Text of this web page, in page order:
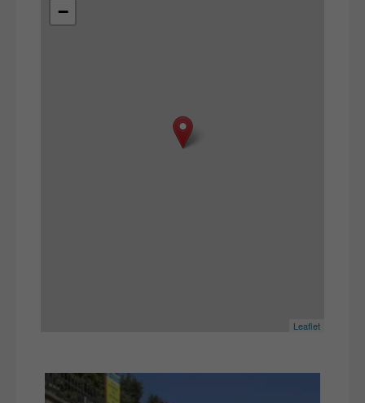
−
Leaflet